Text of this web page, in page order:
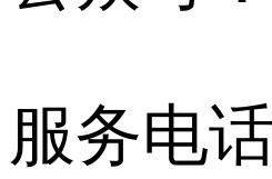
服务电